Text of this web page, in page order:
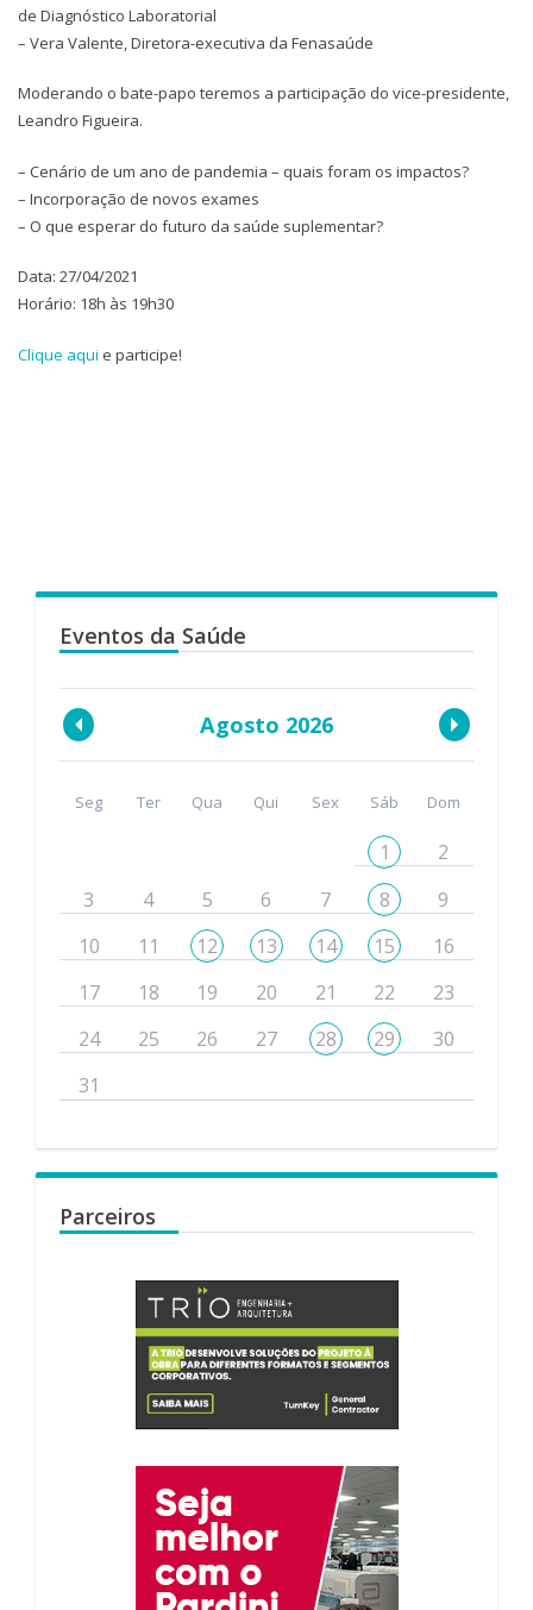
de Diagnóstico Laboratorial
– Vera Valente, Diretora-executiva da Fenasaúde
Moderando o bate-papo teremos a participação do vice-presidente,
Leandro Figueira.
– Cenário de um ano de pandemia – quais foram os impactos?
– Incorporação de novos exames
– O que esperar do futuro da saúde suplementar?
Data: 27/04/2021
Horário: 18h às 19h30
Clique aqui e participe!
Eventos da Saúde
Agosto 2026
Seg Ter Qua Qui Sex Sáb Dom
1
2
3
4 5 6 7 8
9
10
11 12 13 14 15
16
17
18 19 20 21 22
23
24
25 26 27 28 29
30
31
Parceiros